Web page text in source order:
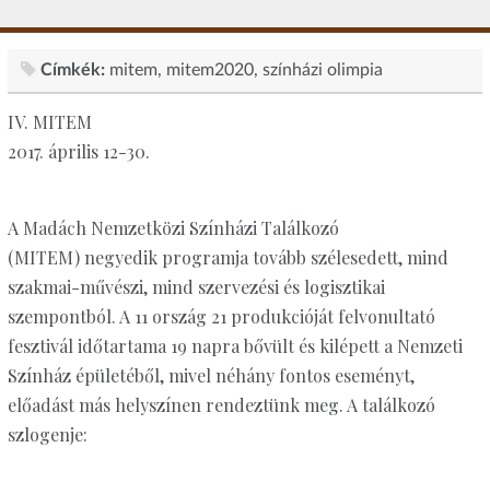
Címkék: mitem mitem2020 színházi olimpia
IV. MITEM
2017. április 12-30.
A Madách Nemzetközi Színházi Találkozó
(MITEM) negyedik programja tovább szélesedett, mind
szakmai-művészi, mind szervezési és logisztikai
szempontból. A 11 ország 21 produkcióját felvonultató
fesztivál időtartama 19 napra bővült és kilépett a Nemzeti
Színház épületéből, mivel néhány fontos eseményt,
előadást más helyszínen rendeztünk meg. A találkozó
szlogenje: